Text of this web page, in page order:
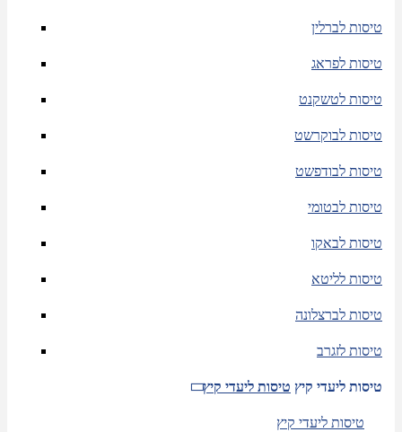
טיסות לברלין
טיסות לפראג
טיסות לטשקנט
טיסות לבוקרשט
טיסות לבודפשט
טיסות לבטומי
טיסות לבאקו
טיסות לליטא
טיסות לברצלונה
טיסות לזגרב
טיסות ליעדי קיץ טיסות ליעדי קיץ
טיסות ליעדי קיץ